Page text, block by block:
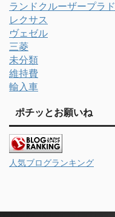
ランドクルーザープラド
レクサス
ヴェゼル
三菱
未分類
維持費
輸入車
ポチッとお願いね
人気ブログランキング